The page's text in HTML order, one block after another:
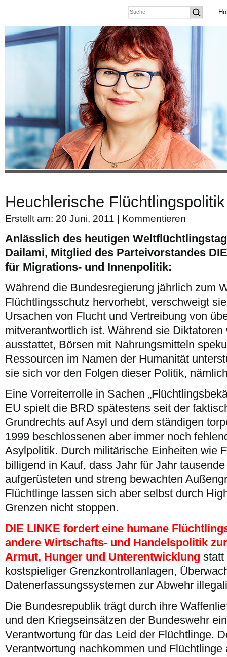
Heuchlerische Flüchtlingspolitik
Erstellt am: 20 Juni, 2011 | Kommentieren
Anlässlich des heutigen
Dailami, Mitglied des Parteivorstandes
für Migrations- und Innenpolitik:
Während die Bundesregierung jährlich zum
Flüchtlingsschutz hervorhebt, verschweigt
Ursachen von Flucht und Vertreibung von
mitverantwortlich ist. Während sie
ausstattet, Börsen mit Nahrungsmitteln
Ressourcen im Namen der Humanität
sie sich vor den Folgen dieser Politik,
Eine Vorreiterrolle in Sachen
EU spielt die BRD spätestens seit der
Grundrechts auf Asyl und dem ständigen
1999 beschlossenen aber immer noch
Asylpolitik. Durch militärische Einheiten wie
billigend in Kauf, dass Jahr für Jahr
aufgerüsteten und streng bewachten
Flüchtlinge lassen sich aber selbst durch
Grenzen nicht stoppen.
DIE LINKE fordert eine humane
andere Wirtschafts- und Handelspolitik
Armut, Hunger und Unterentwicklung statt
kostspieliger Grenzkontrollanlagen,
Datenerfassungssystemen zur Abwehr
Die Bundesrepublik trägt durch ihre
und den Kriegseinsätzen der Bundeswehr
Verantwortung für das Leid der Flüchtlinge.
Verantwortung nachkommen und Flüchtlinge